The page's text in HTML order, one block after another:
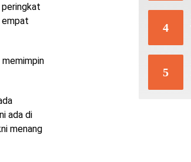
peringkat
empat
ada di
menang
4
5